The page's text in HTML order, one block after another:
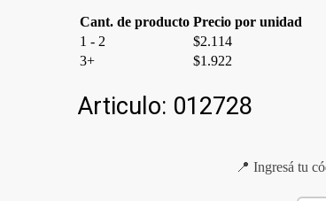
Cant. de producto Precio por unidad
1 - 2
$2.114
3+
$1.922
Articulo: 012728
📍 Ingresá tu